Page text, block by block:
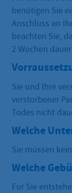
benötigen Sie
Anschluss an
beachten Sie,
2 Wochen
Sie und Ihre
verstorbener
Todes nicht
Welche
Sie müssen
Welche
Für Sie